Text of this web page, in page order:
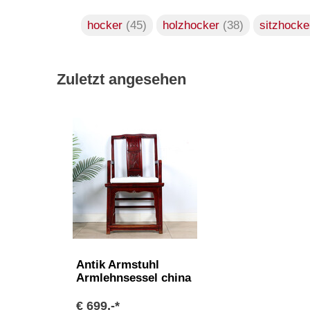
hocker (45) holzhocker (38)
Zuletzt angesehen
Antik Armstuhl
Armlehnsessel china
€ 699,-*